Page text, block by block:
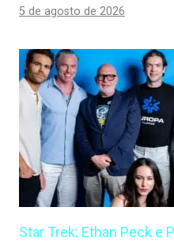
5 de agosto de 2026
Star Trek: Ethan Peck e